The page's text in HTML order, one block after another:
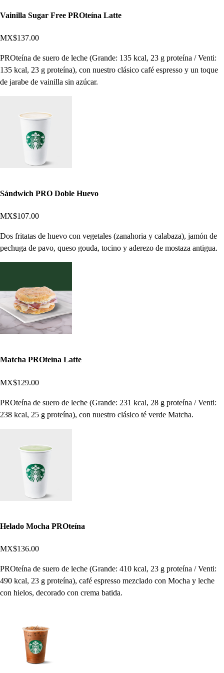
Vainilla Sugar Free PROteína Latte
MX$137.00
PROteína de suero de leche (Grande: 135 kcal, 23 g proteína / Venti:
135 kcal, 23 g proteína), con nuestro clásico café espresso y un toque
de jarabe de vainilla sin azúcar.
Sándwich PRO Doble Huevo
MX$107.00
Dos fritatas de huevo con vegetales (zanahoria y calabaza), jamón de
pechuga de pavo, queso gouda, tocino y aderezo de mostaza antigua.
Matcha PROteína Latte
MX$129.00
PROteína de suero de leche (Grande: 231 kcal, 28 g proteína / Venti:
238 kcal, 25 g proteína), con nuestro clásico té verde Matcha.
Helado Mocha PROteína
MX$136.00
PROteína de suero de leche (Grande: 410 kcal, 23 g proteína / Venti:
490 kcal, 23 g proteína), café espresso mezclado con Mocha y leche
con hielos, decorado con crema batida.